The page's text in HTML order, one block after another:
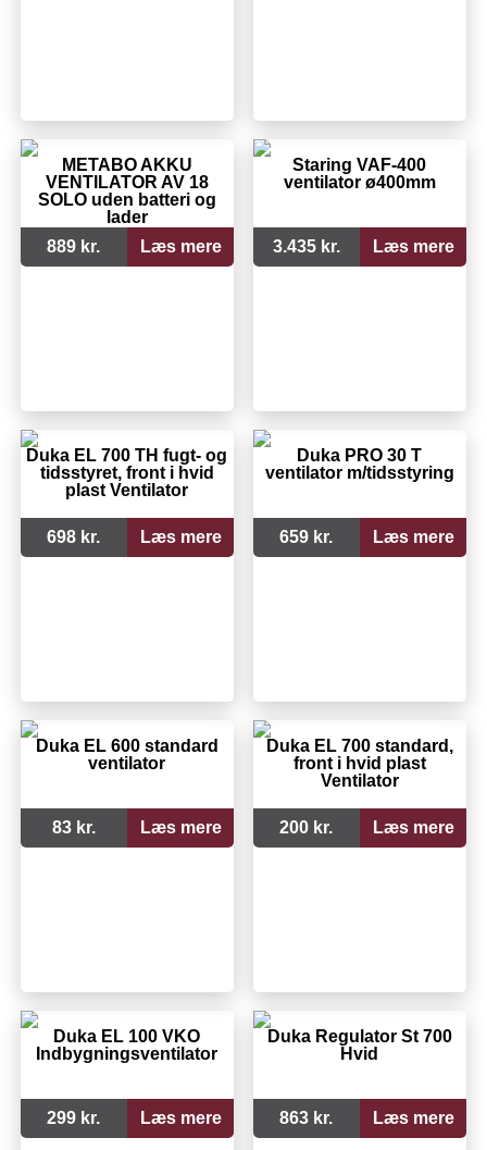
METABO AKKU
VENTILATOR AV 18
SOLO uden batteri og
lader
889 kr.
Læs mere
Staring VAF-400
ventilator ø400mm
3.435 kr. Læs mere
Duka EL 700 TH fugt- og
tidsstyret, front i hvid
plast Ventilator
698 kr. Læs mere
Duka PRO 30 T
ventilator m/tidsstyring
659 kr. Læs mere
Duka EL 600 standard
ventilator
83 kr. Læs mere
Duka EL 700 standard,
front i hvid plast
Ventilator
200 kr. Læs mere
Duka EL 100 VKO
Indbygningsventilator
299 kr. Læs mere
Duka Regulator St 700
Hvid
863 kr. Læs mere